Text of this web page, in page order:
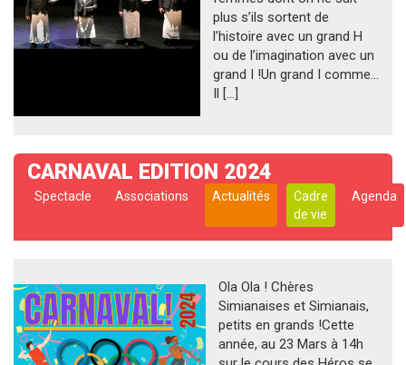
plus s’ils sortent de
l’histoire avec un grand H
ou de l’imagination avec un
grand I !Un grand I comme…
Il […]
CARNAVAL EDITION 2024
Spectacle Associations Actualités
Cadre
de vie
Agenda
Ola Ola ! Chères
Simianaises et Simianais,
petits en grands !Cette
année, au 23 Mars à 14h